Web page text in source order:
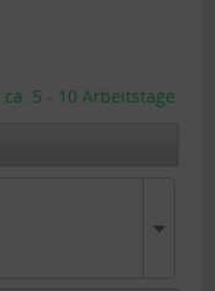
5 - 10 Arbeitstage